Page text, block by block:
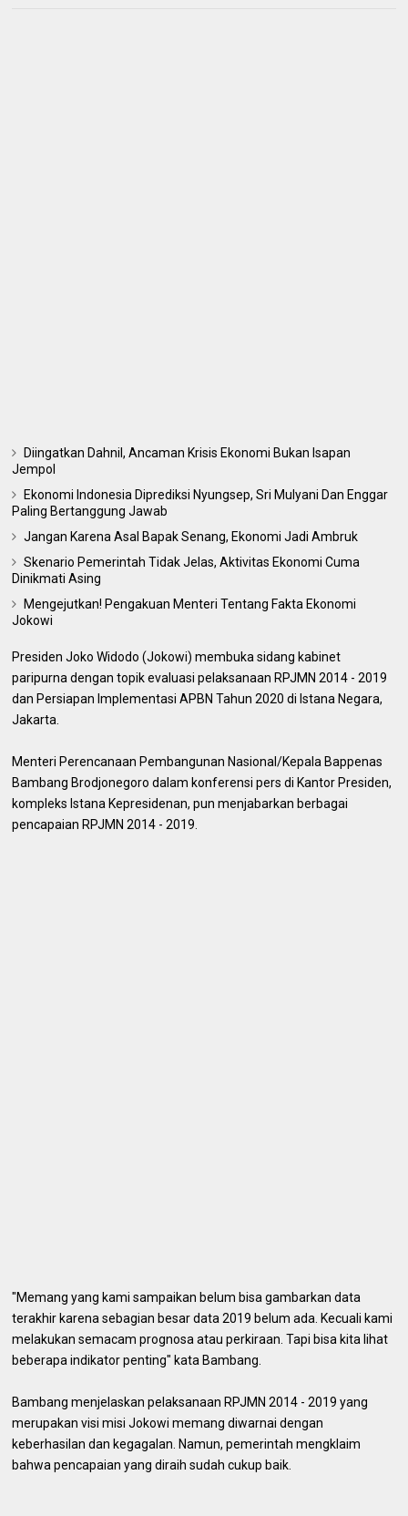
Diingatkan Dahnil, Ancaman Krisis Ekonomi Bukan Isapan
Jempol
Ekonomi Indonesia Diprediksi Nyungsep, Sri Mulyani Dan Enggar
Paling Bertanggung Jawab
Jangan Karena Asal Bapak Senang, Ekonomi Jadi Ambruk
Skenario Pemerintah Tidak Jelas, Aktivitas Ekonomi Cuma
Dinikmati Asing
Mengejutkan! Pengakuan Menteri Tentang Fakta Ekonomi
Jokowi
Presiden Joko Widodo (Jokowi) membuka sidang kabinet
paripurna dengan topik evaluasi pelaksanaan RPJMN 2014 - 2019
dan Persiapan Implementasi APBN Tahun 2020 di Istana Negara,
Jakarta.
Menteri Perencanaan Pembangunan Nasional/Kepala Bappenas
Bambang Brodjonegoro dalam konferensi pers di Kantor Presiden,
kompleks Istana Kepresidenan, pun menjabarkan berbagai
pencapaian RPJMN 2014 - 2019.
"Memang yang kami sampaikan belum bisa gambarkan data
terakhir karena sebagian besar data 2019 belum ada. Kecuali kami
melakukan semacam prognosa atau perkiraan. Tapi bisa kita lihat
beberapa indikator penting" kata Bambang.
Bambang menjelaskan pelaksanaan RPJMN 2014 - 2019 yang
merupakan visi misi Jokowi memang diwarnai dengan
keberhasilan dan kegagalan. Namun, pemerintah mengklaim
bahwa pencapaian yang diraih sudah cukup baik.